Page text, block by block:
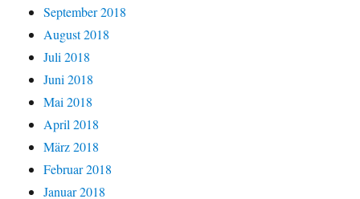
September 2018
August 2018
Juli 2018
Juni 2018
Mai 2018
April 2018
März 2018
Februar 2018
Januar 2018